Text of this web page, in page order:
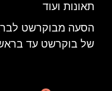
תאונות ועוד
הסעה מבוקרשט
של בוקרשט עד